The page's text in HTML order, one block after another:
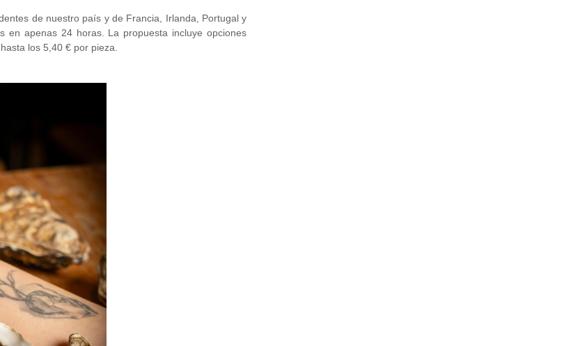
de nuestro país y de Francia, Irlanda, Portugal y
en apenas 24 horas. La propuesta incluye opciones
los 5,40 € por pieza.